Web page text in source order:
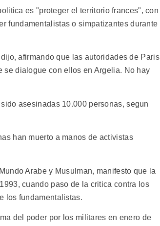
es "proteger el territorio frances", con
fundamentalistas o simpatizantes durante
afirmando que las autoridades de Paris
se dialogue con ellos en Argelia. No hay
asesinadas 10.000 personas, segun
han muerto a manos de activistas
Arabe y Musulman, manifesto que la
cuando paso de la critica contra los
los fundamentalistas.
del poder por los militares en enero de